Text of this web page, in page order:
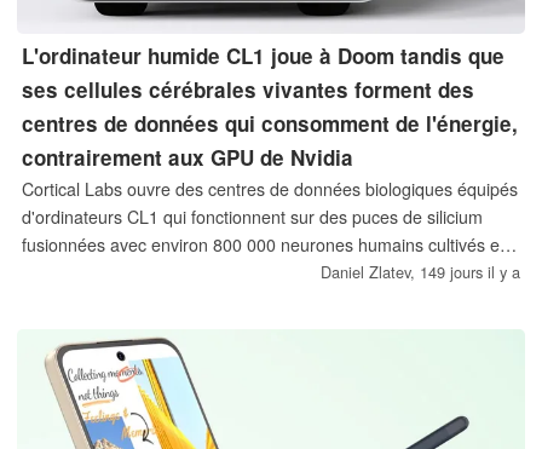
L'ordinateur humide CL1 joue à Doom tandis que
ses cellules cérébrales vivantes forment des
centres de données qui consomment de l'énergie,
contrairement aux GPU de Nvidia
Cortical Labs ouvre des centres de données biologiques équipés
d'ordinateurs CL1 qui fonctionnent sur des puces de silicium
fusionnées avec environ 800 000 neurones humains cultivés en
laboratoire. Ils ne consomment que 30 watts chacun, ce qui les
d'énergie aux baies d'IA basées sur les GPU de Nvidia.
Daniel Zlatev, 149 jours il y a